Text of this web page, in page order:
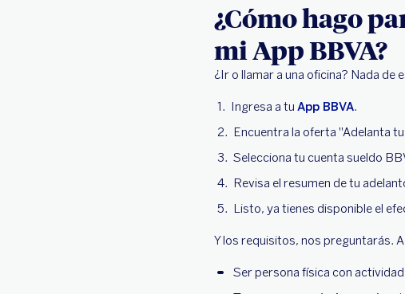
¿Cómo hago
mi App BBVA?
¿Ir o llamar a una oficina? Nada de
Ingresa a tu App BBVA.
Encuentra la oferta "Adelanta
Selecciona tu cuenta sueldo
Revisa el resumen de tu
Listo, ya tienes disponible el
Y los requisitos, nos preguntarás.
Ser persona física con